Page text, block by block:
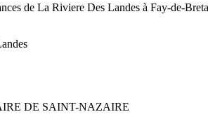
de La Riviere Des Landes à Fay-de-
DE SAINT-NAZAIRE